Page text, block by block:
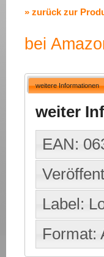
» zurück zur
bei
weitere Informationen
weiter
EAN:
Label:
Format: